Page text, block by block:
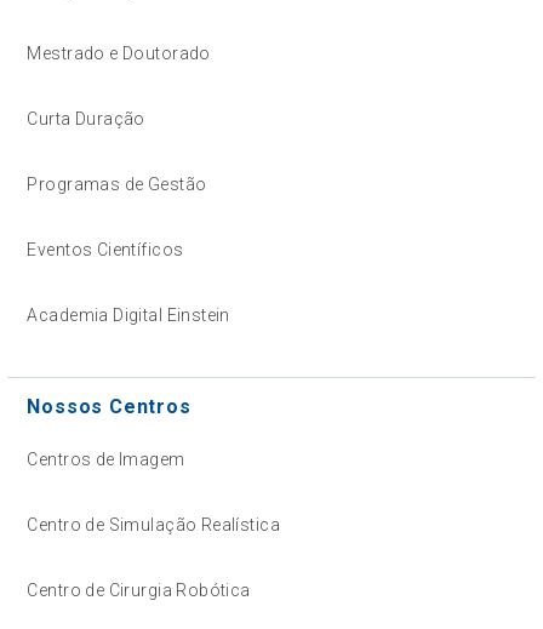
Mestrado e Doutorado
Curta Duração
Programas de Gestão
Eventos Científicos
Academia Digital Einstein
Nossos Centros
Centros de Imagem
Centro de Simulação Realística
Centro de Cirurgia Robótica